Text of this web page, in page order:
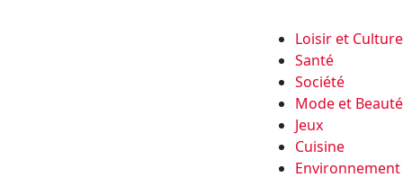
Loisir et Culture
Santé
Société
Mode et Beauté
Jeux
Cuisine
Environnement